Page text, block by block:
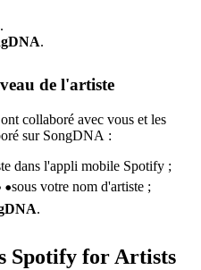
.
de l'artiste
collaboré avec vous et les
sur SongDNA :
dans l'appli mobile Spotify ;
sous votre nom d'artiste ;
.
Spotify for Artists